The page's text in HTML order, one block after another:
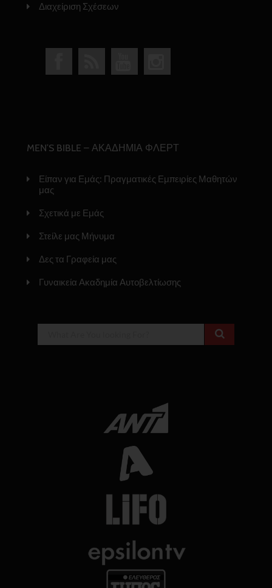
Διαχείριση Σχέσεων
MEN’S BIBLE – ΑΚΑΔΗΜΙΑ ΦΛΕΡΤ
Είπαν για Εμάς: Πραγματικές Εμπειρίες Μαθητών
μας
Σχετικά με Εμάς
Στείλε μας Μήνυμα
Δες τα Γραφεία μας
Γυναικεία Ακαδημία Αυτοβελτίωσης